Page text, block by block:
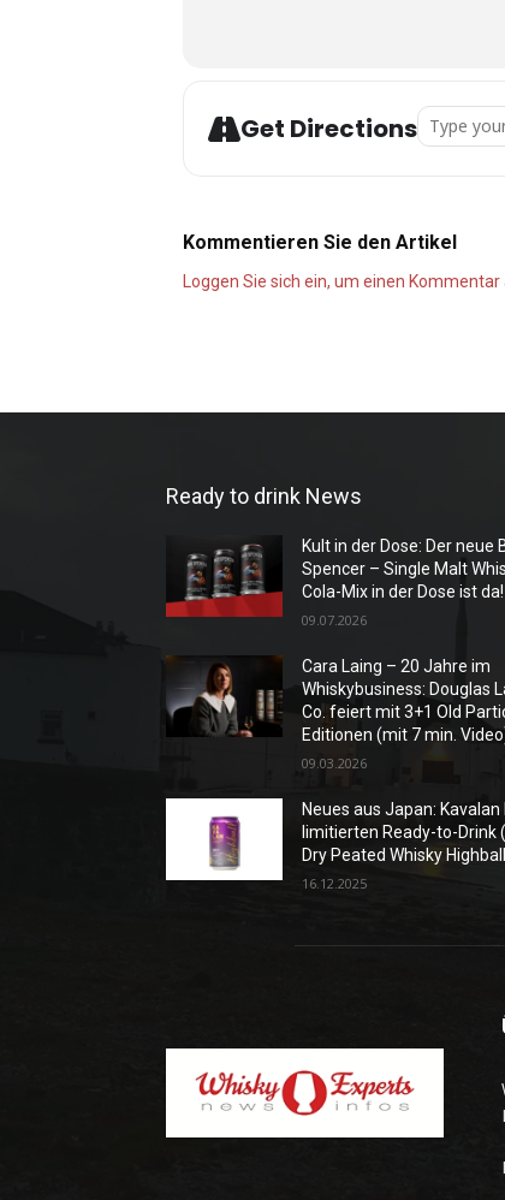
Get DirectionsAddress -
Kommentieren Sie den Artikel
Loggen Sie sich ein, um einen
Ready to drink News
Kult in der Dose: Der neue
Spencer – Single Malt
Cola-Mix in der Dose ist da!
09.07.2026
Cara Laing – 20 Jahre im
Whiskybusiness: Douglas
Co. feiert mit 3+1 Old
Editionen (mit 7 min.
09.03.2026
Neues aus Japan:
limitierten Ready-to-Drink
Dry Peated Whisky Highball
16.12.2025